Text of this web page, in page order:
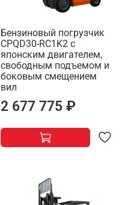
Бензиновый погрузчик
CPQD30-RC1K2 с
японским двигателем,
свободным подъемом и
боковым смещением
вил
2 677 775 ₽